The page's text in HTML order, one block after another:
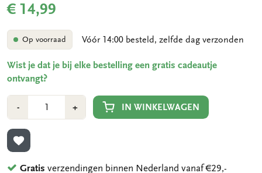
€ 14,99
Op voorraad Vóór 14:00 besteld, zelfde dag verzonden
Wist je dat je bij elke bestelling een gratis cadeautje
ontvangt?
-Min
1
+Plus
1
IN WINKELWAGEN
TOEVOEGEN AAN VERLANGLIJST
Gratis verzendingen binnen Nederland vanaf €29,-